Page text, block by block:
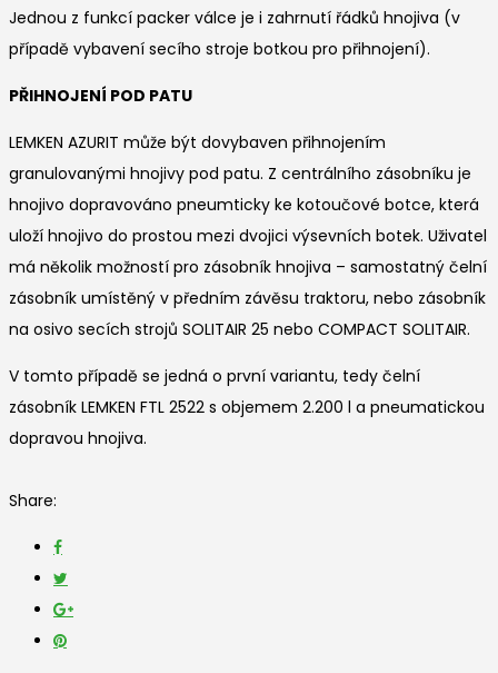
Jednou z funkcí packer válce je i zahrnutí řádků hnojiva (v
případě vybavení secího stroje botkou pro přihnojení).
PŘIHNOJENÍ POD PATU
LEMKEN AZURIT může být dovybaven přihnojením
granulovanými hnojivy pod patu. Z centrálního zásobníku je
hnojivo dopravováno pneumticky ke kotoučové botce, která
uloží hnojivo do prostou mezi dvojici výsevních botek. Uživatel
má několik možností pro zásobník hnojiva – samostatný čelní
zásobník umístěný v předním závěsu traktoru, nebo zásobník
na osivo secích strojů SOLITAIR 25 nebo COMPACT SOLITAIR.
V tomto případě se jedná o první variantu, tedy čelní
zásobník LEMKEN FTL 2522 s objemem 2.200 l a pneumatickou
dopravou hnojiva.
Share: